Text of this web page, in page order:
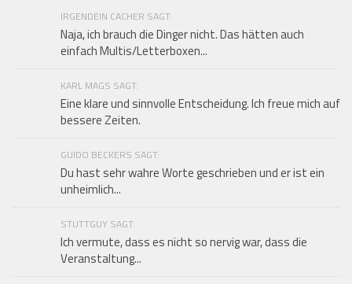
IRGENDEIN CACHER SAGT:
Naja, ich brauch die Dinger nicht. Das hätten auch
einfach Multis/Letterboxen...
KARL MAGS SAGT:
Eine klare und sinnvolle Entscheidung. Ich freue mich auf
bessere Zeiten.
GUIDO BECKERS SAGT:
Du hast sehr wahre Worte geschrieben und er ist ein
unheimlich...
STUTTGUY SAGT:
Ich vermute, dass es nicht so nervig war, dass die
Veranstaltung...